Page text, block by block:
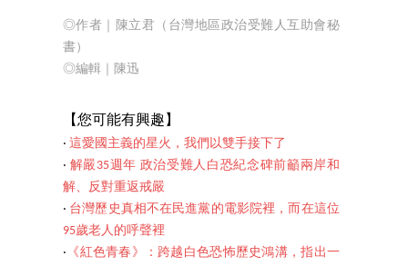
◎作者｜陳立君（台灣地區政治受難人互助會秘
書）
◎編輯 ｜陳迅
【您可能有興趣】
‧ 這愛國主義的星火，我們以雙手接下了
‧ 解嚴35週年 政治受難人白恐紀念碑前籲兩岸和
解、反對重返戒嚴
‧ 台灣歷史真相不在民進黨的電影院裡，而在這位
95歲老人的呼聲裡
‧ 《紅色青春》：跨越白色恐怖歷史鴻溝，指出一